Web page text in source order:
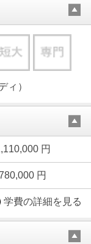
ィ）
円
780,000 円
学費の詳細を見る